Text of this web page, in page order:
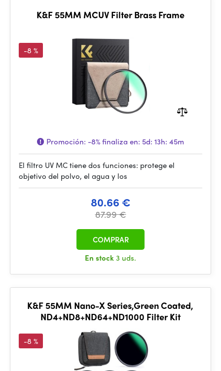
K&F 55MM MCUV Filter Brass Frame
-8 %
Promoción: -8%finaliza en: 5d: 13h: 45m
El filtro UV MC tiene dos funciones: protege el
objetivo del polvo, el agua y los
80.66 €
87.99 €
En stock3 uds.
COMPRAR
K&F 55MM Nano-X Series,Green Coated,
ND4+ND8+ND64+ND1000 Filter Kit
-8 %